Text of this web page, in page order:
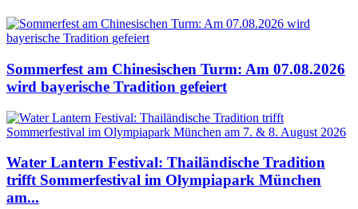
Sommerfest am Chinesischen Turm: Am 07.08.2026
wird bayerische Tradition gefeiert
Water Lantern Festival: Thailändische Tradition
trifft Sommerfestival im Olympiapark München
am...